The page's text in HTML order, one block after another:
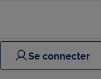
Se connecter